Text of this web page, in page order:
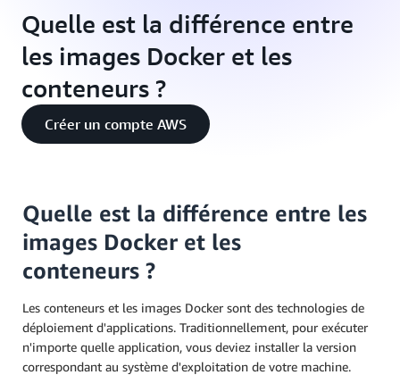
Quelle est la différence entre
les images Docker et les
conteneurs ?
Créer un compte AWS
Quelle est la différence entre les
images Docker et les
conteneurs ?
Les conteneurs et les images Docker sont des technologies de
déploiement d'applications. Traditionnellement, pour exécuter
n'importe quelle application, vous deviez installer la version
correspondant au système d'exploitation de votre machine.